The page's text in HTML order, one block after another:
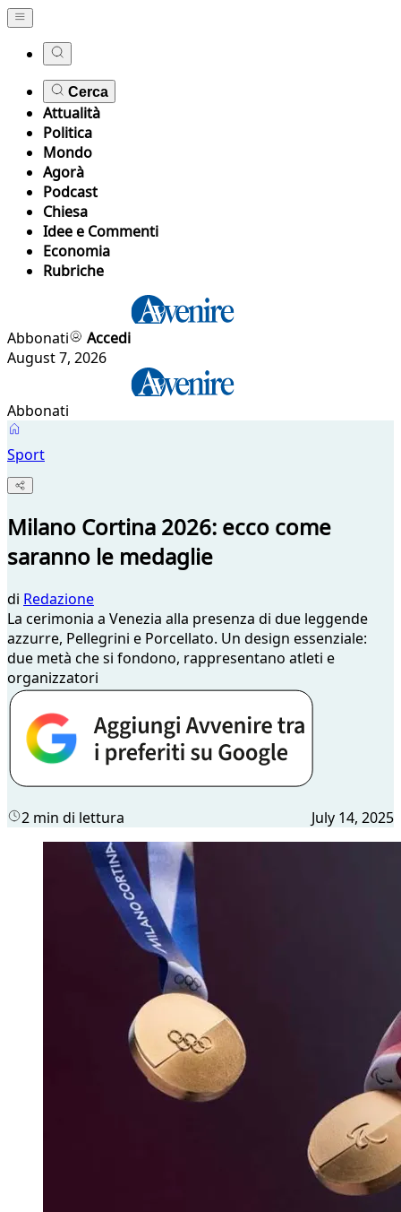
Cerca
Attualità
Politica
Mondo
Agorà
Podcast
Chiesa
Idee e Commenti
Economia
Rubriche
Abbonati
Accedi
August 7, 2026
Abbonati
Sport
Milano Cortina 2026: ecco come
saranno le medaglie
di Redazione
La cerimonia a Venezia alla presenza di due leggende
azzurre, Pellegrini e Porcellato. Un design essenziale:
due metà che si fondono, rappresentano atleti e
organizzatori
2 min di lettura July 14, 2025